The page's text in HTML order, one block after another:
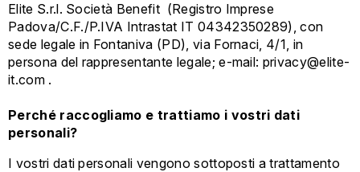
Elite S.r.l. Società Benefit (Registro Imprese
Padova/C.F./P.IVA Intrastat IT 04342350289), con
sede legale in Fontaniva (PD), via Fornaci, 4/1, in
persona del rappresentante legale; e-mail: privacy@elite-
it.com .
Perché raccogliamo e trattiamo i vostri dati
personali?
I vostri dati personali vengono sottoposti a trattamento